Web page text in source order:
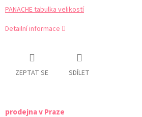
PANACHE tabulka velikostí
Detailní informace
ZEPTAT SE SDÍLET
prodejna v Praze